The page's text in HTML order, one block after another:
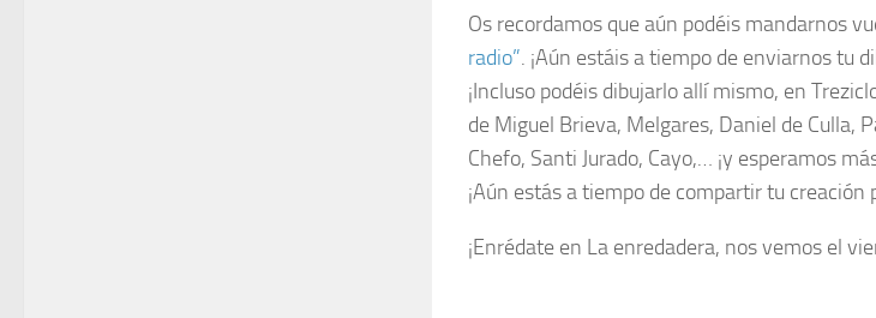
Os recordamos que aún podéis mandarnos
radio”. ¡Aún estáis a tiempo de enviarnos tu
¡Incluso podéis dibujarlo allí mismo, en
de Miguel Brieva, Melgares, Daniel de Culla,
Chefo, Santi Jurado, Cayo,… ¡y esperamos
¡Aún estás a tiempo de compartir tu
¡Enrédate en La enredadera, nos vemos el